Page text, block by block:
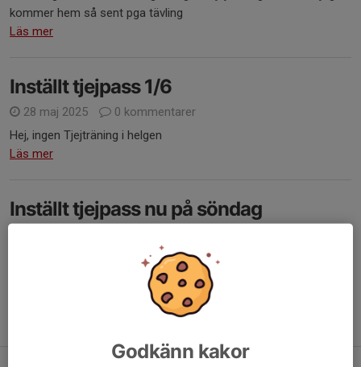
kommer hem så sent pga tävling
Läs mer
Inställt tjejpass 1/6
28 maj 2025
0 kommentarer
Hej, ingen Tjejträning i helgen
Läs mer
Inställt tjejpass nu på söndag
Jag är iväg och tävlar så inget tjejpass 25/5
Godkänn kakor